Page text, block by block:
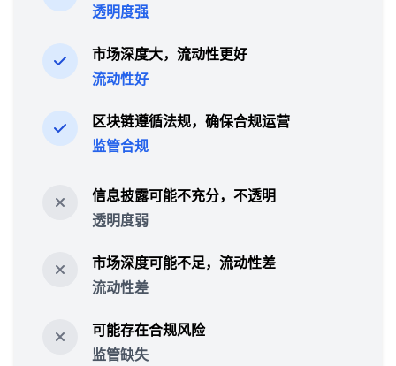
透明度强
市场深度大，流动性更好
流动性好
区块链遵循法规，确保合规运营
监管合规
信息披露可能不充分，不透明
透明度弱
市场深度可能不足，流动性差
流动性差
可能存在合规风险
监管缺失